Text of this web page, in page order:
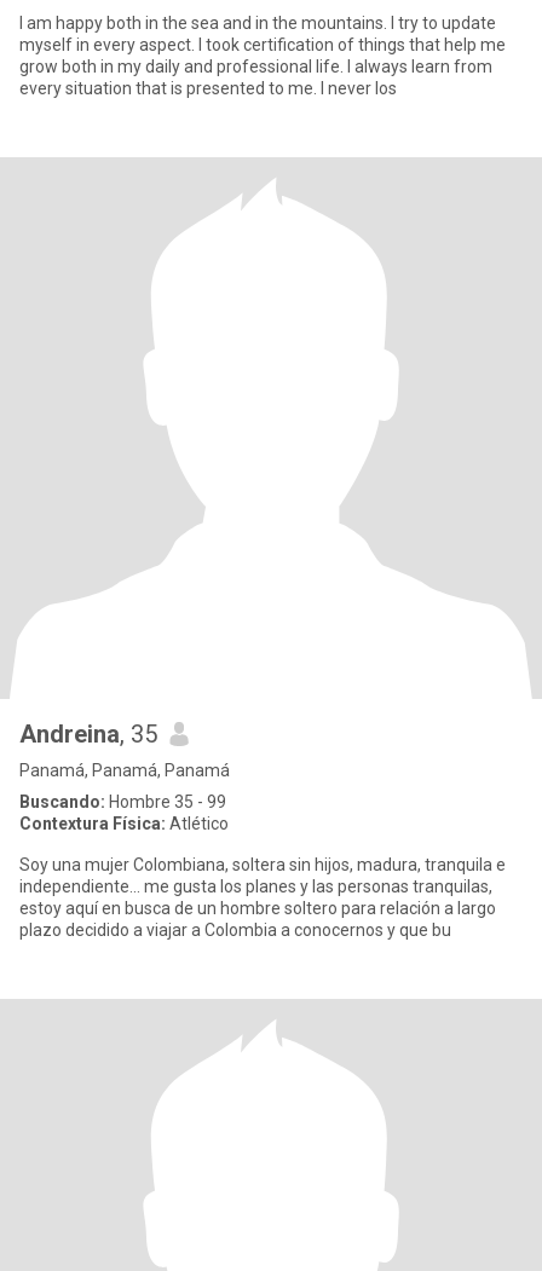
I am happy both in the sea and in the mountains. I try to update
myself in every aspect. I took certification of things that help me
grow both in my daily and professional life. I always learn from
every situation that is presented to me. I never los
Andreina, 35
Panamá, Panamá, Panamá
Buscando: Hombre 35 - 99
Contextura Física: Atlético
Soy una mujer Colombiana, soltera sin hijos, madura, tranquila e
independiente... me gusta los planes y las personas tranquilas,
estoy aquí en busca de un hombre soltero para relación a largo
plazo decidido a viajar a Colombia a conocernos y que bu